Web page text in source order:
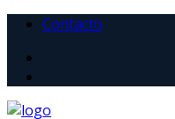
Contacto